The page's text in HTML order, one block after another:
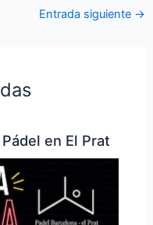
Entrada siguiente →
en El Prat